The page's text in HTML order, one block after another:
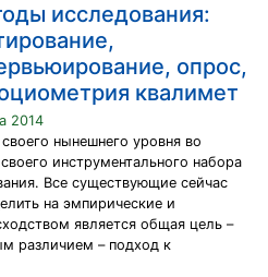
исследования:
опрос,
квалимет
2014
нынешнего уровня во
инструментального набора
Все существующие сейчас
на эмпирические и
является общая цель –
различием – подход к